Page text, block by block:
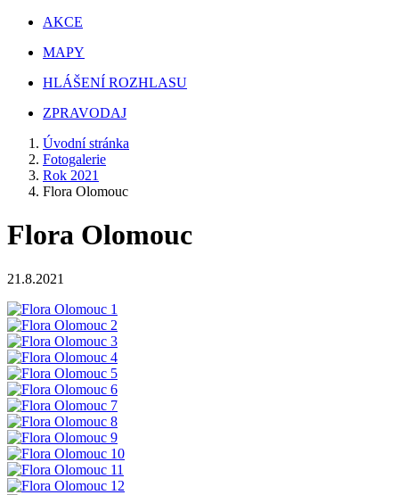
AKCE
MAPY
HLÁŠENÍ ROZHLASU
ZPRAVODAJ
Úvodní stránka
Fotogalerie
Rok 2021
Flora Olomouc
Flora Olomouc
21.8.2021